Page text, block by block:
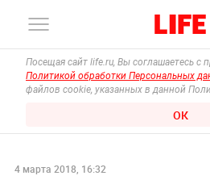
Посещая сайт life.ru, Вы соглашаетесь с
Политикой обработки Персональных
файлов cookie, указанных в данной
ОК
4 марта 2018, 16:32